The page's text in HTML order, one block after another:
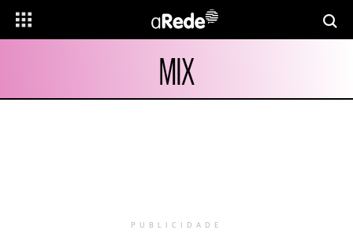
MIX
PUBLICIDADE